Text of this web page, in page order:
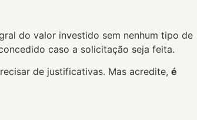
do valor investido sem nenhum tipo de
caso a solicitação seja feita.
de justificativas. Mas acredite, é